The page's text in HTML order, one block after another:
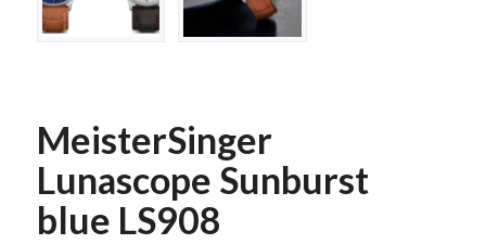
MeisterSinger
Lunascope Sunburst
blue LS908